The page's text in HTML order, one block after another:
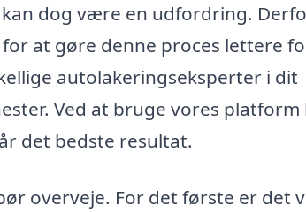
dog være en udfordring.
at gøre denne proces lettere
autolakeringseksperter i dit
Ved at bruge vores platform
det bedste resultat.
overveje. For det første er det